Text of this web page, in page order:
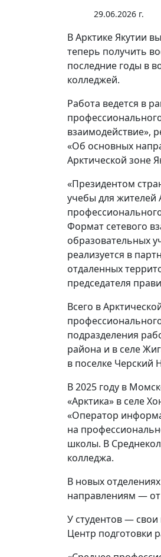
29.06.2026 г.
В Арктике Якутии
теперь получить
последние годы в
колледжей.
Работа ведется в
взаимодействие»,
«Об основных
Арктической зоне
«Президентом
учебы для жителей
Формат сетевого
образовательных
реализуется в
отдаленных
председателя
Всего в
подразделения
района и в селе
в поселке Черский
В 2025 году в
«Арктика» в селе
«Оператор
на
школы. В
колледжа.
В новых
направлениям —
У студентов —
Центр подготовки